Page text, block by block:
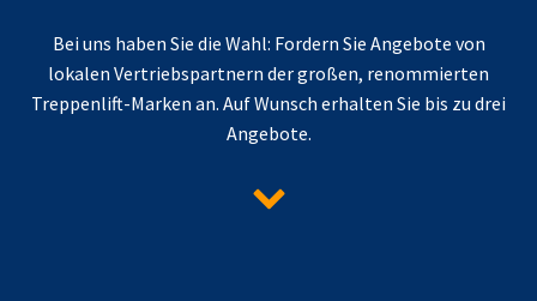
Bei uns haben Sie die Wahl: Fordern Sie Angebote von
lokalen Vertriebspartnern der großen, renommierten
Treppenlift-Marken an. Auf Wunsch erhalten Sie bis zu drei
Angebote.